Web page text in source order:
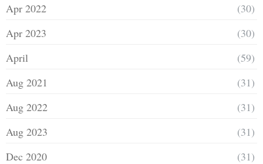
Apr 2022
(30)
Apr 2023
(30)
April
(59)
Aug 2021
(31)
Aug 2022
(31)
Aug 2023
(31)
Dec 2020
(31)